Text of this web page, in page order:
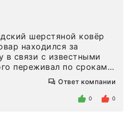
шерстяной ковёр
находился за
в связи с известными
переживал по срокам.
ровно в
время, без
Ответ компании
0 0